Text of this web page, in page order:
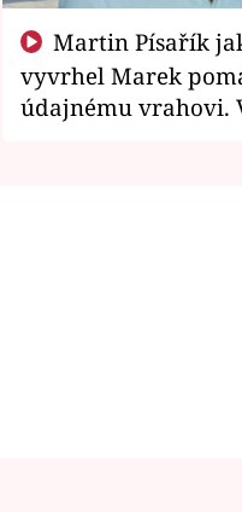
vyvrhel Marek
údajnému vrahovi.